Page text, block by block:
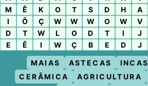
M
Ê K O T S D H A
I
Õ Ç W W W O W V
D
T W L O D T I J
E
Ê I W Ç B E D J
MAIAS ASTECAS INCAS
CERÂMICA
AGRICULTURA